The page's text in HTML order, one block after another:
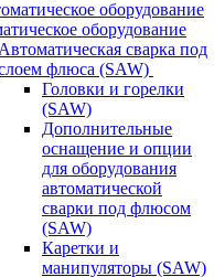
оборудование
Автоматическая сварка под
флюса (SAW)
Головки и горелки
(SAW)
Дополнительные
оснащение и опции
для оборудования
автоматической
сварки под флюсом
(SAW)
Каретки и
манипуляторы (SAW)